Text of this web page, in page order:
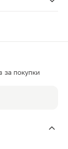
за покупки